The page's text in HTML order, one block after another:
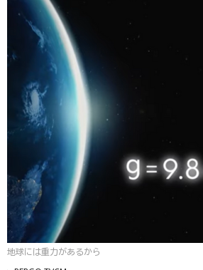
地球には重力があるから